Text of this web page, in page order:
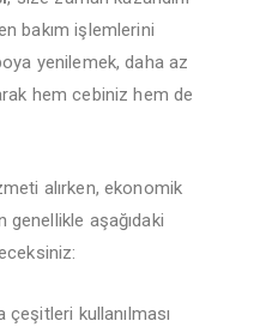
bakım işlemlerini
yenilemek, daha az
hem cebiniz hem de
alırken, ekonomik
aşağıdaki
çeşitleri kullanılması